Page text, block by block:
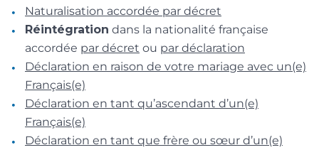
Naturalisation accordée par décret
Réintégration dans la nationalité française
accordée par décret ou par déclaration
Déclaration en raison de votre mariage avec un(e)
Français(e)
Déclaration en tant qu’ascendant d’un(e)
Français(e)
Déclaration en tant que frère ou sœur d’un(e)